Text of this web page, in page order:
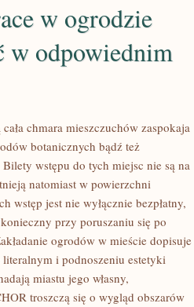
w ogrodzie
w odpowiednim
chmara mieszczuchów zaspokaja
botanicznych bądź też
wstępu do tych miejsc nie są na
natomiast w powierzchni
wstęp jest nie wyłącznie bezpłatny,
przy poruszaniu się po
ogrodów w mieście dopisuje
i podnoszeniu estetyki
miastu jego własny,
troszczą się o wygląd obszarów